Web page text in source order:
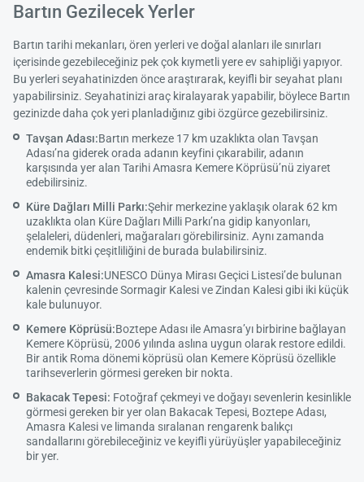
Bartın Gezilecek Yerler
Bartın tarihi mekanları, ören yerleri ve doğal alanları ile sınırları
içerisinde gezebileceğiniz pek çok kıymetli yere ev sahipliği yapıyor.
Bu yerleri seyahatinizden önce araştırarak, keyifli bir seyahat planı
yapabilirsiniz. Seyahatinizi araç kiralayarak yapabilir, böylece Bartın
gezinizde daha çok yeri planladığınız gibi özgürce gezebilirsiniz.
Tavşan Adası:Bartın merkeze 17 km uzaklıkta olan Tavşan
Adası’na giderek orada adanın keyfini çıkarabilir, adanın
karşısında yer alan Tarihi Amasra Kemere Köprüsü’nü ziyaret
edebilirsiniz.
Küre Dağları Milli Parkı:Şehir merkezine yaklaşık olarak 62 km
uzaklıkta olan Küre Dağları Milli Parkı’na gidip kanyonları,
şelaleleri, düdenleri, mağaraları görebilirsiniz. Aynı zamanda
endemik bitki çeşitliliğini de burada bulabilirsiniz.
Amasra Kalesi:UNESCO Dünya Mirası Geçici Listesi’de bulunan
kalenin çevresinde Sormagir Kalesi ve Zindan Kalesi gibi iki küçük
kale bulunuyor.
Kemere Köprüsü:Boztepe Adası ile Amasra’yı birbirine bağlayan
Kemere Köprüsü, 2006 yılında aslına uygun olarak restore edildi.
Bir antik Roma dönemi köprüsü olan Kemere Köprüsü özellikle
tarihseverlerin görmesi gereken bir nokta.
Bakacak Tepesi: Fotoğraf çekmeyi ve doğayı sevenlerin kesinlikle
görmesi gereken bir yer olan Bakacak Tepesi, Boztepe Adası,
Amasra Kalesi ve limanda sıralanan rengarenk balıkçı
sandallarını görebileceğiniz ve keyifli yürüyüşler yapabileceğiniz
bir yer.